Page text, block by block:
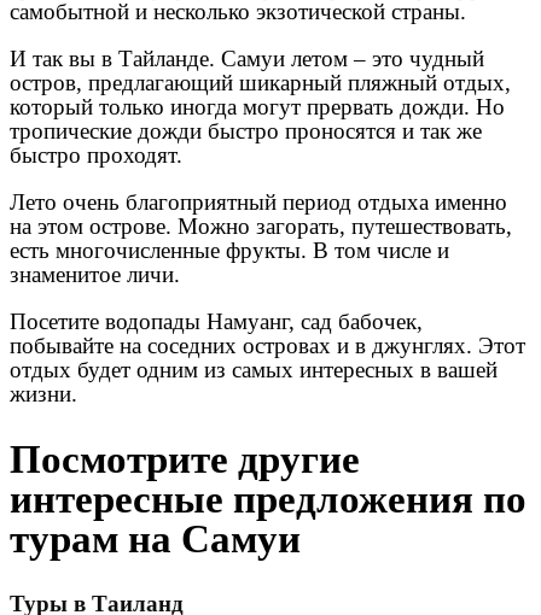
самобытной и несколько экзотической страны.
И так вы в Тайланде. Самуи летом – это чудный
остров, предлагающий шикарный пляжный отдых,
который только иногда могут прервать дожди. Но
тропические дожди быстро проносятся и так же
быстро проходят.
Лето очень благоприятный период отдыха именно
на этом острове. Можно загорать, путешествовать,
есть многочисленные фрукты. В том числе и
знаменитое личи.
Посетите водопады Намуанг, сад бабочек,
побывайте на соседних островах и в джунглях. Этот
отдых будет одним из самых интересных в вашей
жизни.
Посмотрите другие
интересные предложения по
турам на Самуи
Туры в Таиланд